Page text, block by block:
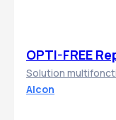
OPTI-FREE
Solution
Alcon